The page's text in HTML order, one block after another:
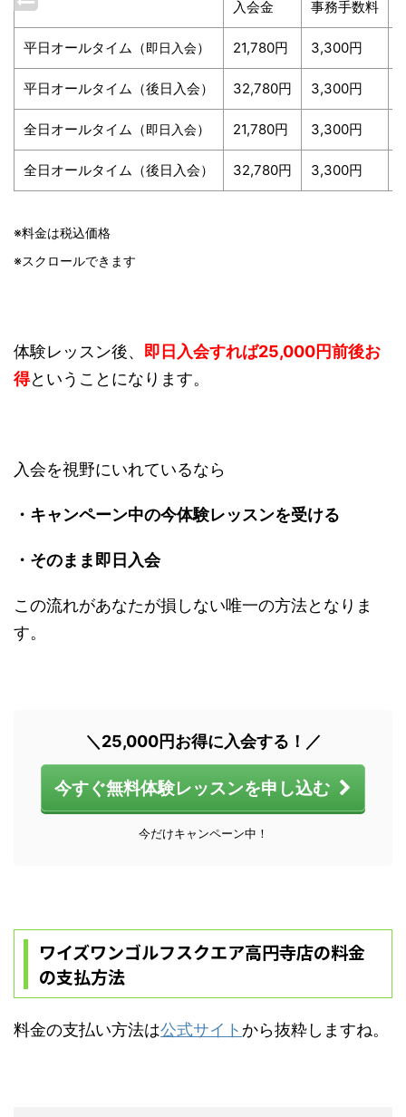
入会金 事務手数料
平日オールタイム（ 即日入会） 21,780円 3,300円
平日オールタイム（後日入会） 32,780円 3,300円
全日オールタイム（ 即日入会） 21,780円 3,300円
全日オールタイム（後日入会） 32,780円 3,300円
※料金は税込価格
※スクロールできます
体験レッスン後、 即日入会すれば25,000円前後お
得ということになります。
入会を視野にいれているなら
・キャンペーン中の今体験レッスンを受ける
・そのまま即日入会
この流れがあなたが損しない唯一の方法となりま
す。
＼25,000円お得に入会する！／
今すぐ無料体験レッスンを申し込む
今だけキャンペーン中！
ワイズワンゴルフスクエア高円寺店の料金
の支払方法
料金の支払い方法は公式サイトから抜粋しますね。